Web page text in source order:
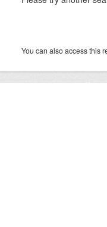
You can also access this